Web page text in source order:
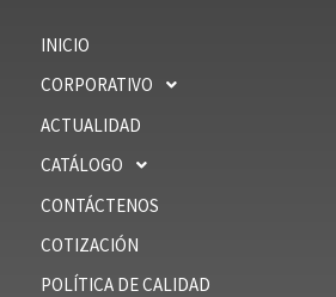
INICIO
CORPORATIVO
ACTUALIDAD
CATÁLOGO
CONTÁCTENOS
COTIZACIÓN
POLÍTICA DE CALIDAD